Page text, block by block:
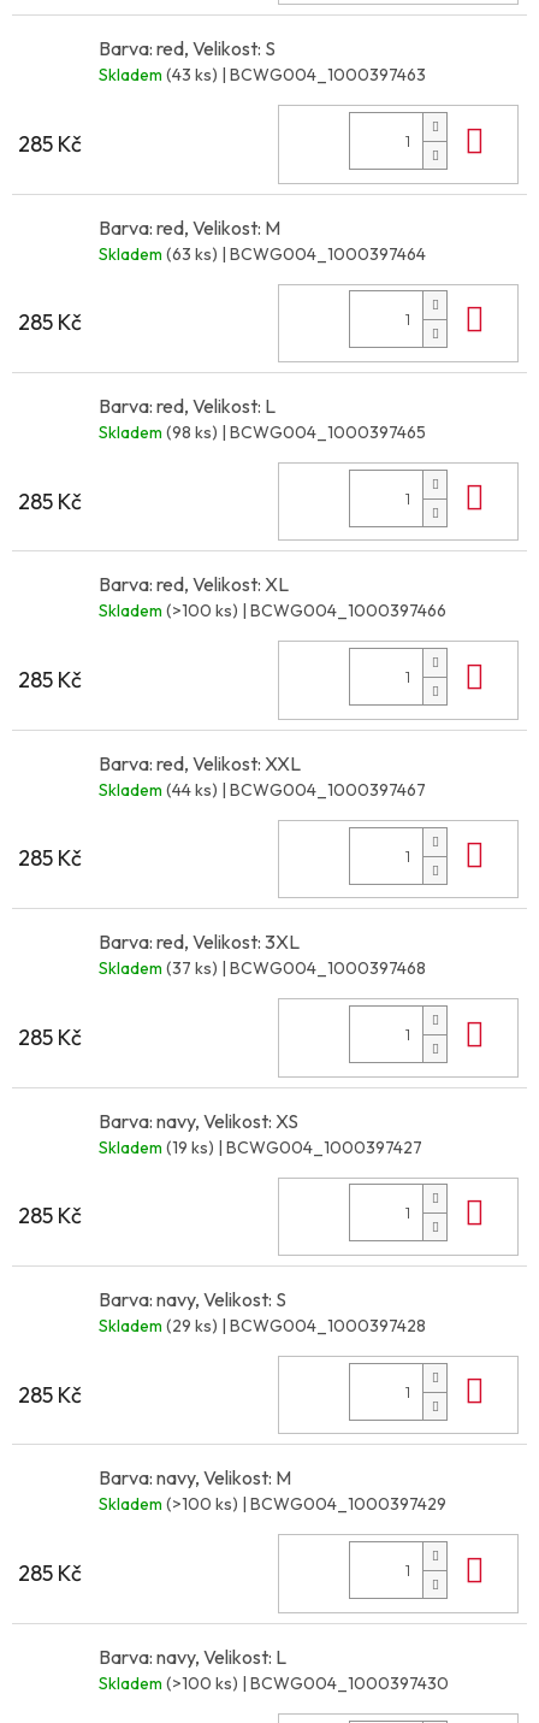
Barva: red, Velikost: S
Skladem (43 ks) | BCWG004_1000397463
285 Kč
Barva: red, Velikost: M
Skladem (63 ks) | BCWG004_1000397464
285 Kč
Barva: red, Velikost: L
Skladem (98 ks) | BCWG004_1000397465
285 Kč
Barva: red, Velikost: XL
Skladem (>100 ks) | BCWG004_1000397466
285 Kč
Barva: red, Velikost: XXL
Skladem (44 ks) | BCWG004_1000397467
285 Kč
Barva: red, Velikost: 3XL
Skladem (37 ks) | BCWG004_1000397468
285 Kč
Barva: navy, Velikost: XS
Skladem (19 ks) | BCWG004_1000397427
285 Kč
Barva: navy, Velikost: S
Skladem (29 ks) | BCWG004_1000397428
285 Kč
Barva: navy, Velikost: M
Skladem (>100 ks) | BCWG004_1000397429
285 Kč
Barva: navy, Velikost: L
Skladem (>100 ks) | BCWG004_1000397430